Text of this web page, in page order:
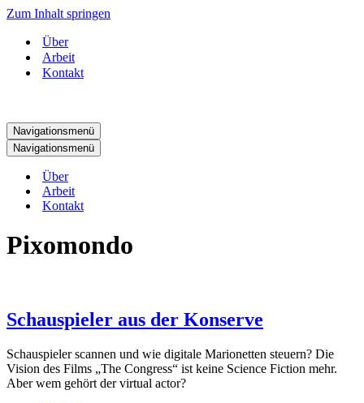
Zum Inhalt springen
Über
Arbeit
Kontakt
Navigationsmenü
Navigationsmenü
Über
Arbeit
Kontakt
Pixomondo
Schauspieler aus der Konserve
Schauspieler scannen und wie digitale Marionetten steuern? Die
Vision des Films „The Congress“ ist keine Science Fiction mehr.
Aber wem gehört der virtual actor?